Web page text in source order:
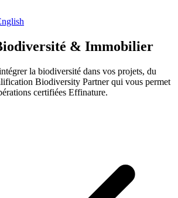
& Immobilier
la biodiversité dans vos projets, du
Biodiversity Partner qui vous permet
certifiées Effinature.